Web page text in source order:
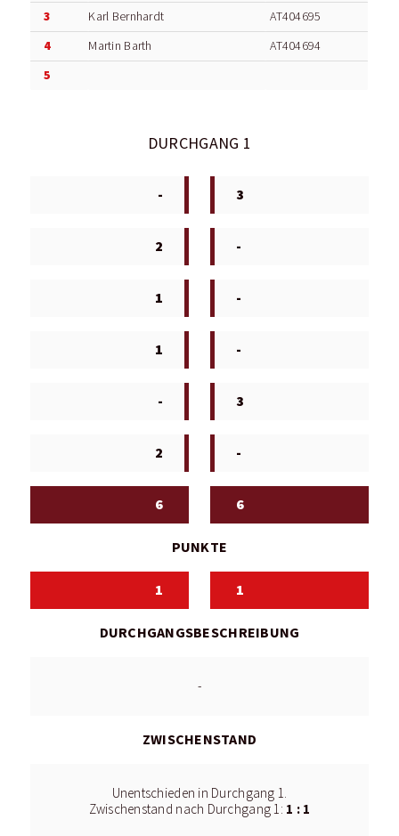
3 Karl Bernhardt AT404695
4 Martin Barth AT404694
5
DURCHGANG 1
- 3
2 -
1 -
1 -
- 3
2 -
6 6
PUNKTE
1 1
DURCHGANGSBESCHREIBUNG
-
ZWISCHENSTAND
Unentschieden in Durchgang 1.
Zwischenstand nach Durchgang 1: 1 : 1